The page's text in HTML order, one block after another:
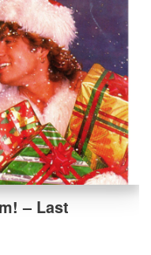
– Last